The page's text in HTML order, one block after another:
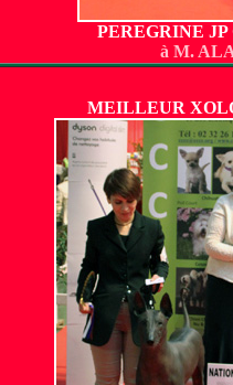
PEREGRINE
à M.
MEILLEUR